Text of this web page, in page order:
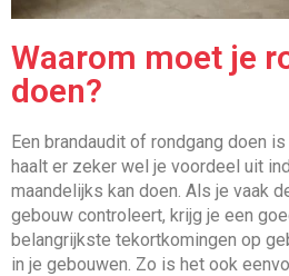
Waarom moet je
doen?
Een brandaudit of rondgang doen
haalt er zeker wel je voordeel uit
maandelijks kan doen. Als je vaak
gebouw controleert, krijg je een
belangrijkste tekortkomingen op
in je gebouwen. Zo is het ook